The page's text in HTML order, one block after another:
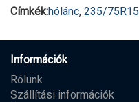
Címkék:hólánc, 235/75R15
Információk
Rólunk
Szállítási információk